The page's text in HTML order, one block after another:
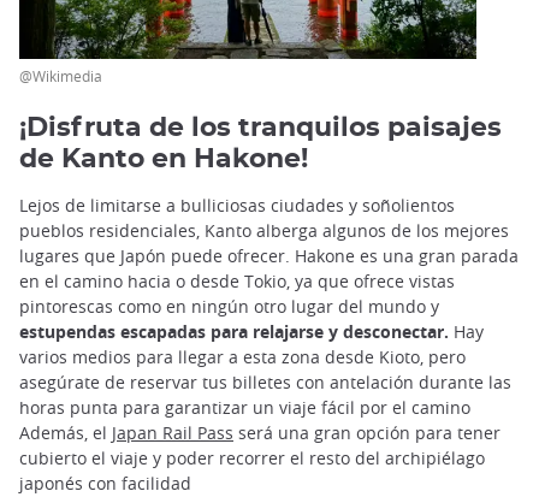
@Wikimedia
¡Disfruta de los tranquilos paisajes
de Kanto en Hakone!
Lejos de limitarse a bulliciosas ciudades y soñolientos
pueblos residenciales, Kanto alberga algunos de los mejores
lugares que Japón puede ofrecer. Hakone es una gran parada
en el camino hacia o desde Tokio, ya que ofrece vistas
pintorescas como en ningún otro lugar del mundo y
estupendas escapadas para relajarse y desconectar. Hay
varios medios para llegar a esta zona desde Kioto, pero
asegúrate de reservar tus billetes con antelación durante las
horas punta para garantizar un viaje fácil por el camino
Además, el Japan Rail Pass será una gran opción para tener
cubierto el viaje y poder recorrer el resto del archipiélago
japonés con facilidad